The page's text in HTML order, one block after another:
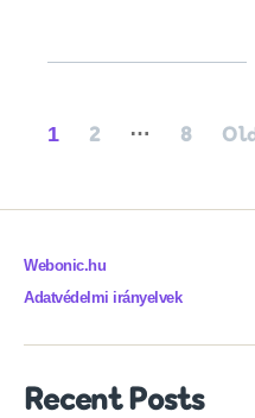
Posts
1 2 … 8
Webonic.hu
Adatvédelmi irányelvek
Recent Posts